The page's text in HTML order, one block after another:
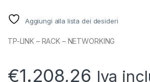
Aggiungi alla lista dei desideri
TP-LINK – RACK – NETWORKING
€1.208,26 Iva